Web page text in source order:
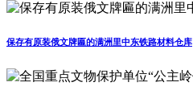
保存有原装俄文牌匾的满洲里中东铁路材料仓库